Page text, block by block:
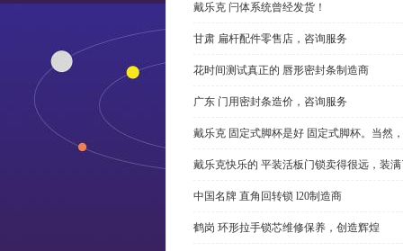
戴乐克 闩体系统曾经发货！
甘肃 扁杆配件零售店，咨询服务
花时间测试真正的 唇形密封条制造商
广东 门用密封条造价，咨询服务
戴乐克 固定式脚杯是好 固定式脚杯。当然
戴乐克快乐的 平装活板门锁卖得很远，装
中国名牌 直角回转锁 l20制造商
鹤岗 环形拉手锁芯维修保养，创造辉煌